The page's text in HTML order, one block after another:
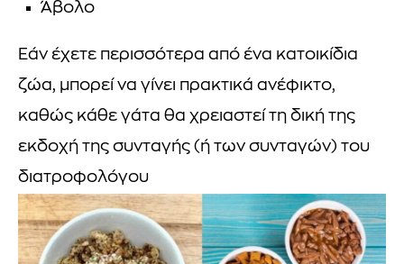
Άβολο
Εάν έχετε περισσότερα από ένα κατοικίδια
ζώα, μπορεί να γίνει πρακτικά ανέφικτο,
καθώς κάθε γάτα θα χρειαστεί τη δική της
εκδοχή της συνταγής (ή των συνταγών) του
διατροφολόγου